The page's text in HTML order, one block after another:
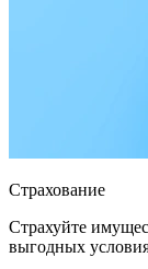
Страхование
Страхуйте
выгодных